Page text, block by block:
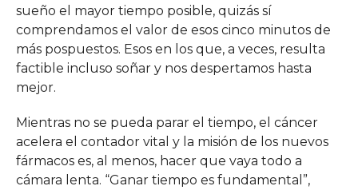
sueño el mayor tiempo posible, quizás sí
comprendamos el valor de esos cinco minutos de
más pospuestos. Esos en los que, a veces, resulta
factible incluso soñar y nos despertamos hasta
mejor.
Mientras no se pueda parar el tiempo, el cáncer
acelera el contador vital y la misión de los nuevos
fármacos es, al menos, hacer que vaya todo a
cámara lenta. “Ganar tiempo es fundamental”,